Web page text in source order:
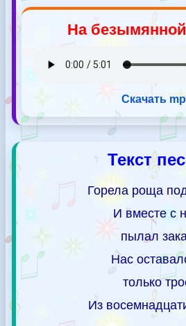
На
Скачать
Текст
Горела роща
И вместе с
пылал
Нас
только
Из